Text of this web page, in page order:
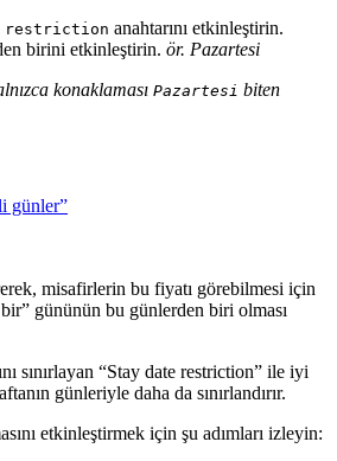
restriction anahtarını etkinleştirin.
birini etkinleştirin. ör. Pazartesi
konaklaması Pazartesi biten
günler”
misafirlerin bu fiyatı görebilmesi için
gününün bu günlerden biri olması
sınırlayan “Stay date restriction” ile iyi
günleriyle daha da sınırlandırır.
etkinleştirmek için şu adımları izleyin: